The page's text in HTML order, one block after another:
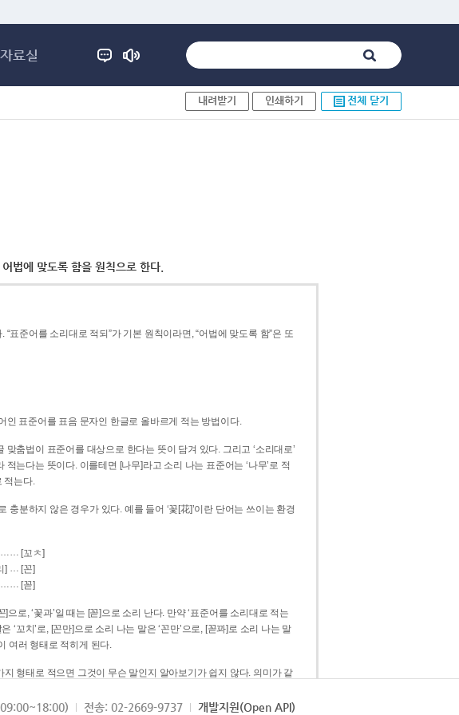
자료실
내려받기 인쇄하기 전체 닫기
법에 맞도록 함을 원칙으로 한다.
표준어를 소리대로 적되”가 기본 원칙이라면, “어법에 맞도록 함”은 또
인 표준어를 표음 문자인 한글로 올바르게 적는 방법이다.
맞춤법이 표준어를 대상으로 한다는 뜻이 담겨 있다. 그리고 ‘소리대로’
소리 나는 표준어는 ‘나무’로 적
적는다.
충분하지 않은 경우가 있다. 예를 들어 ‘꽃[花]’이란 단어는 쓰이는 환경
[꼬ㅊ]
] … [꼰]
[꼳]
]으로, ‘꽃과’일 때는 [꼳]으로 소리 난다. 만약 ‘표준어를 소리대로 적는
, [꼳꽈]로 소리 나는 말
여러 형태로 적히게 된다.
형태로 적으면 그것이 무슨 말인지 알아보기가 쉽지 않다. 의미가 같
.
전송: 02-2669-9737 개발지원(Open API)